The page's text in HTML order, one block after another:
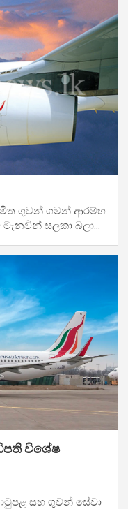
ගුවන් ගමන් ආරම්භ
සලකා බලා…
විශේෂ
සහ ගුවන් සේවා